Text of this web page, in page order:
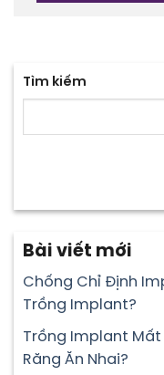
Tìm kiếm
Bài viết mới
Chống Chỉ Định
Trồng Implant?
Trồng Implant Mất
Răng Ăn Nhai?